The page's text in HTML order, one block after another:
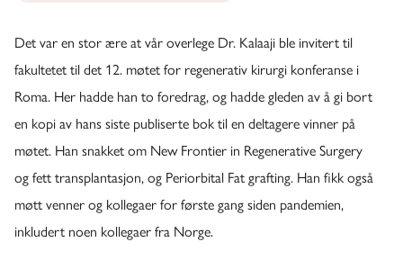
Det var en stor ære at vår overlege Dr. Kalaaji ble invitert til
fakultetet til det 12. møtet for regenerativ kirurgi konferanse i
Roma. Her hadde han to foredrag, og hadde gleden av å gi bort
en kopi av hans siste publiserte bok til en deltagere vinner på
møtet. Han snakket om New Frontier in Regenerative Surgery
og fett transplantasjon, og Periorbital Fat grafting. Han fikk også
møtt venner og kollegaer for første gang siden pandemien,
inkludert noen kollegaer fra Norge.